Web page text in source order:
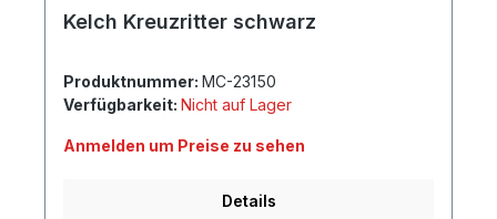
Kelch Kreuzritter schwarz
Produktnummer: MC-23150
Verfügbarkeit: Nicht auf Lager
Anmelden um Preise zu sehen
Details